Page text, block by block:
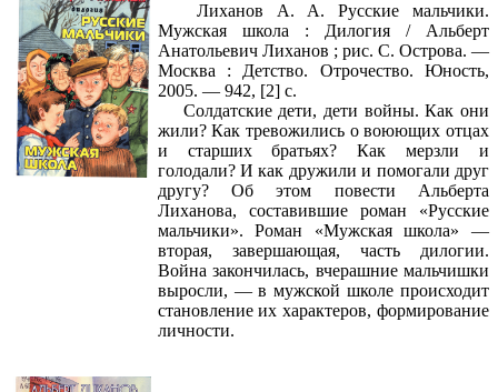
Лиханов А. А. Русские мальчики.
Мужская школа : Дилогия / Альберт
Анатольевич Лиханов ; рис. С. Острова. —
Москва : Детство. Отрочество. Юность,
2005. — 942, [2] с.
Солдатские дети, дети войны. Как они
жили? Как тревожились о воюющих отцах
и старших братьях? Как мерзли и
голодали? И как дружили и помогали друг
другу? Об этом повести Альберта
Лиханова, составившие роман «Русские
мальчики». Роман «Мужская школа» —
вторая, завершающая, часть дилогии.
Война закончилась, вчерашние мальчишки
выросли, — в мужской школе происходит
становление их характеров, формирование
личности.